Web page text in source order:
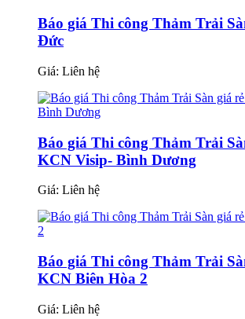
Báo giá Thi công Thảm Trải
Đức
Giá: Liên hệ
Báo giá Thi công Thảm Trải
KCN Visip- Bình Dương
Giá: Liên hệ
Báo giá Thi công Thảm Trải
KCN Biên Hòa 2
Giá: Liên hệ